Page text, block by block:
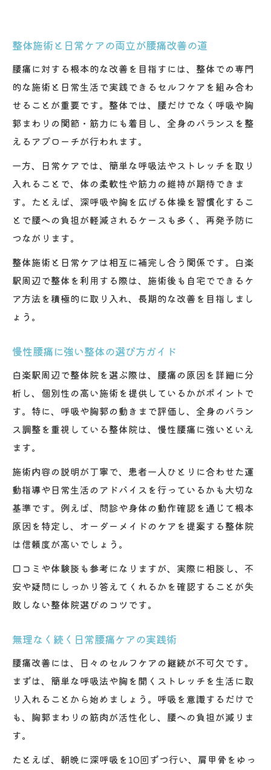
整体施術と日常ケアの両立が腰痛改善の道
腰痛に対する根本的な改善を目指すには、整体での専門
的な施術と日常生活で実践できるセルフケアを組み合わ
せることが重要です。整体では、腰だけでなく呼吸や胸
郭まわりの関節・筋力にも着目し、全身のバランスを整
えるアプローチが行われます。
一方、日常ケアでは、簡単な呼吸法やストレッチを取り
入れることで、体の柔軟性や筋力の維持が期待できま
す。たとえば、深呼吸や胸を広げる体操を習慣化するこ
とで腰への負担が軽減されるケースも多く、再発予防に
つながります。
整体施術と日常ケアは相互に補完し合う関係です。白楽
駅周辺で整体を利用する際は、施術後も自宅でできるケ
ア方法を積極的に取り入れ、長期的な改善を目指しまし
ょう。
慢性腰痛に強い整体の選び方ガイド
白楽駅周辺で整体院を選ぶ際は、腰痛の原因を詳細に分
析し、個別性の高い施術を提供しているかがポイントで
す。特に、呼吸や胸郭の動きまで評価し、全身のバラン
ス調整を重視している整体院は、慢性腰痛に強いといえ
ます。
施術内容の説明が丁寧で、患者一人ひとりに合わせた運
動指導や日常生活のアドバイスを行っているかも大切な
基準です。例えば、問診や身体の動作確認を通じて根本
原因を特定し、オーダーメイドのケアを提案する整体院
は信頼度が高いでしょう。
口コミや体験談も参考になりますが、実際に相談し、不
安や疑問にしっかり答えてくれるかを確認することが失
敗しない整体院選びのコツです。
無理なく続く日常腰痛ケアの実践術
腰痛改善には、日々のセルフケアの継続が不可欠です。
まずは、簡単な呼吸法や胸を開くストレッチを生活に取
り入れることから始めましょう。呼吸を意識するだけで
も、胸郭まわりの筋肉が活性化し、腰への負担が減りま
す。
たとえば、朝晩に深呼吸を10回ずつ行い、肩甲骨をゆっ